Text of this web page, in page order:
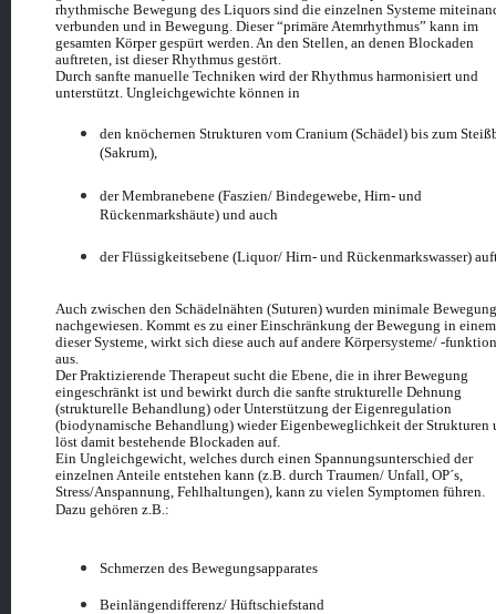
rhythmische Bewegung des Liquors sind die einzelnen Systeme
verbunden und in Bewegung. Dieser “primäre Atemrhythmus” kann im
gesamten Körper gespürt werden. An den Stellen, an denen Blockaden
auftreten, ist dieser Rhythmus gestört.
Durch sanfte manuelle Techniken wird der Rhythmus harmonisiert und
unterstützt. Ungleichgewichte können in
den knöchernen Strukturen vom Cranium (Schädel) bis zum
(Sakrum),
der Membranebene (Faszien/ Bindegewebe, Hirn- und
Rückenmarkshäute) und auch
der Flüssigkeitsebene (Liquor/ Hirn- und Rückenmarkswasser)
Auch zwischen den Schädelnähten (Suturen) wurden minimale
nachgewiesen. Kommt es zu einer Einschränkung der Bewegung in einem
dieser Systeme, wirkt sich diese auch auf andere Körpersysteme/ -
aus.
Der Praktizierende Therapeut sucht die Ebene, die in ihrer Bewegung
eingeschränkt ist und bewirkt durch die sanfte strukturelle Dehnung
(strukturelle Behandlung) oder Unterstützung der Eigenregulation
(biodynamische Behandlung) wieder Eigenbeweglichkeit der Strukturen
löst damit bestehende Blockaden auf.
Ein Ungleichgewicht, welches durch einen Spannungsunterschied der
einzelnen Anteile entstehen kann (z.B. durch Traumen/ Unfall, OP´s,
Stress/Anspannung, Fehlhaltungen), kann zu vielen Symptomen führen.
Dazu gehören z.B.:
Schmerzen des Bewegungsapparates
Beinlängendifferenz/ Hüftschiefstand